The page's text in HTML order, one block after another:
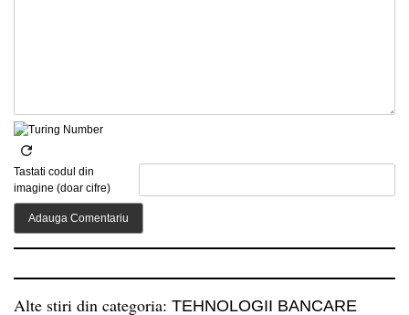
Tastati codul din
imagine (doar cifre)
Alte stiri din categoria: TEHNOLOGII BANCARE